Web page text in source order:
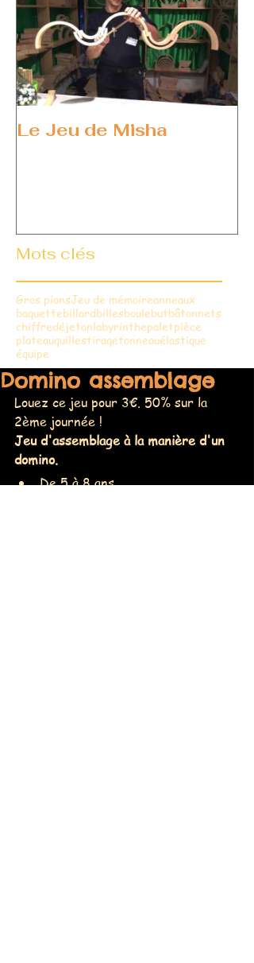
Le Jeu de Misha
Mots clés
Gros pionsJeu de mémoireanneaux
baguettebillardbillesboulebutbâtonnets
chiffredéjetonlabyrinthepaletpièce
plateauquillestiragetonneauélastique
équipe
Domino assemblage
Louez ce jeu pour 3€. 50% sur la
2ème journée !
Jeu d'assemblage à la manière d'un
domino.
De 5 à 8 ans